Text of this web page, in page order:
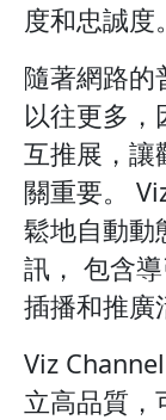
度和忠誠度。
隨著網路的
以往更多，
互推展，讓
關重要。
鬆地自動動
訊， 包含
插播和推廣
Viz
立高品質，